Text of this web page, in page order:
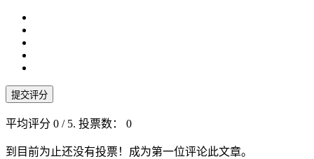
提交评分
平均评分 0 / 5. 投票数： 0
到目前为止还没有投票！成为第一位评论此文章。